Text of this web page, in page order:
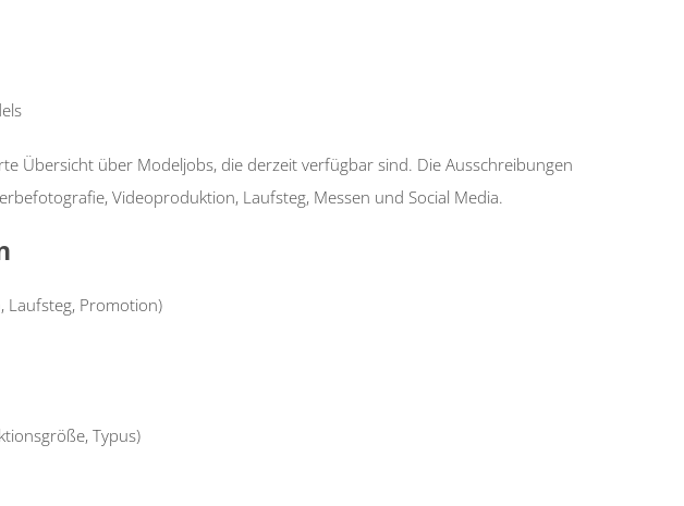
Übersicht über Modeljobs, die derzeit verfügbar sind. Die Ausschreibungen
Videoproduktion, Laufsteg, Messen und Social Media.
Laufsteg, Promotion)
Typus)